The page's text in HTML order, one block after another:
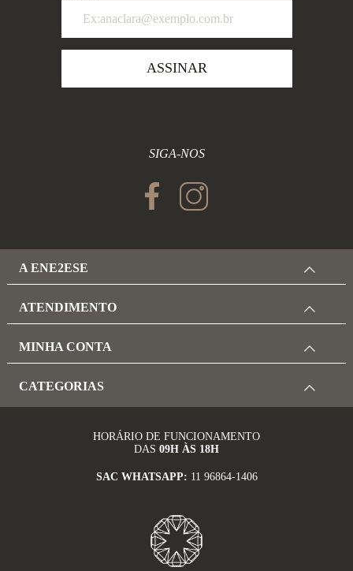
ASSINAR
SIGA-NOS
A ENE2ESE
ATENDIMENTO
MINHA CONTA
CATEGORIAS
HORÁRIO DE FUNCIONAMENTO
DAS 09H ÀS 18H
SAC WHATSAPP: 11 96864-1406